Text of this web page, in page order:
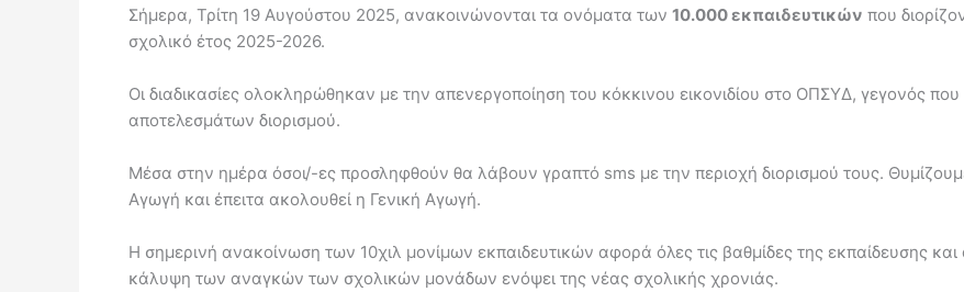
Σήμερα, Τρίτη 19 Αυγούστου 2025, ανακοινώνονται τα ονόματα των 10.000 εκπαιδευτικών που
σχολικό έτος 2025-2026.
Οι διαδικασίες ολοκληρώθηκαν με την απενεργοποίηση του κόκκινου εικονιδίου στο ΟΠΣΥΔ, γεγονός
αποτελεσμάτων διορισμού.
Μέσα στην ημέρα όσοι/-ες προσληφθούν θα λάβουν γραπτό sms με την περιοχή διορισμού τους.
Αγωγή και έπειτα ακολουθεί η Γενική Αγωγή.
Η σημερινή ανακοίνωση των 10χιλ μονίμων εκπαιδευτικών αφορά όλες τις βαθμίδες της εκπαίδευσης
κάλυψη των αναγκών των σχολικών μονάδων ενόψει της νέας σχολικής χρονιάς.